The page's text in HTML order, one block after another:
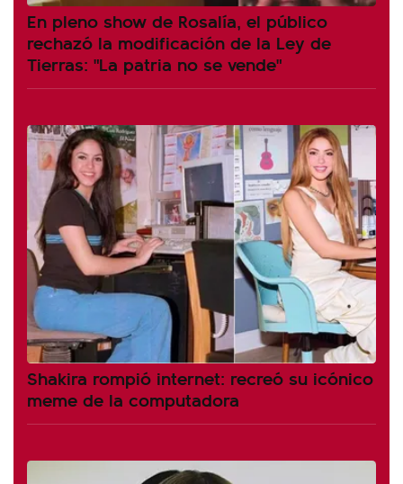
En pleno show de Rosalía, el público
rechazó la modificación de la Ley de
Tierras: "La patria no se vende"
Shakira rompió internet: recreó su icónico
meme de la computadora